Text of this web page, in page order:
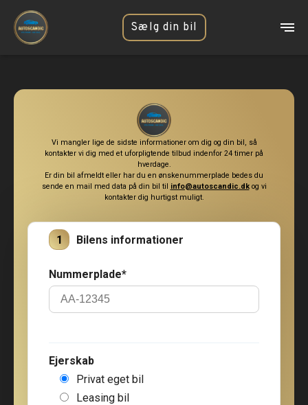
Sælg din bil
Vi mangler lige de sidste informationer om dig og din bil, så
kontakter vi dig med et uforpligtende tilbud indenfor 24 timer på
hverdage.
Er din bil afmeldt eller har du en ønskenummerplade bedes du
sende en mail med data på din bil til info@autoscandic.dkog vi
kontakter dig hurtigst muligt.
1 Bilens informationer
Nummerplade*
Ejerskab
Privat eget bil
Leasing bil